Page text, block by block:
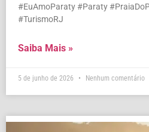
#EuAmoParaty #Paraty
#TurismoRJ
Saiba Mais »
5 de junho de 2026 Nenhum comentário